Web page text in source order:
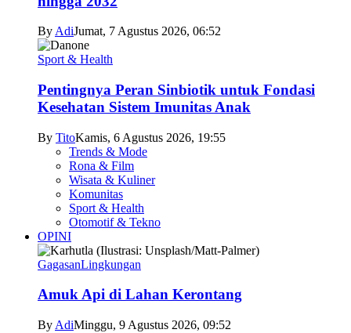
By AdiJumat, 7 Agustus 2026, 06:52
Sport & Health
Pentingnya Peran Sinbiotik untuk Fondasi
Kesehatan Sistem Imunitas Anak
By TitoKamis, 6 Agustus 2026, 19:55
Trends & Mode
Rona & Film
Wisata & Kuliner
Komunitas
Sport & Health
Otomotif & Tekno
OPINI
GagasanLingkungan
Amuk Api di Lahan Kerontang
By AdiMinggu, 9 Agustus 2026, 09:52